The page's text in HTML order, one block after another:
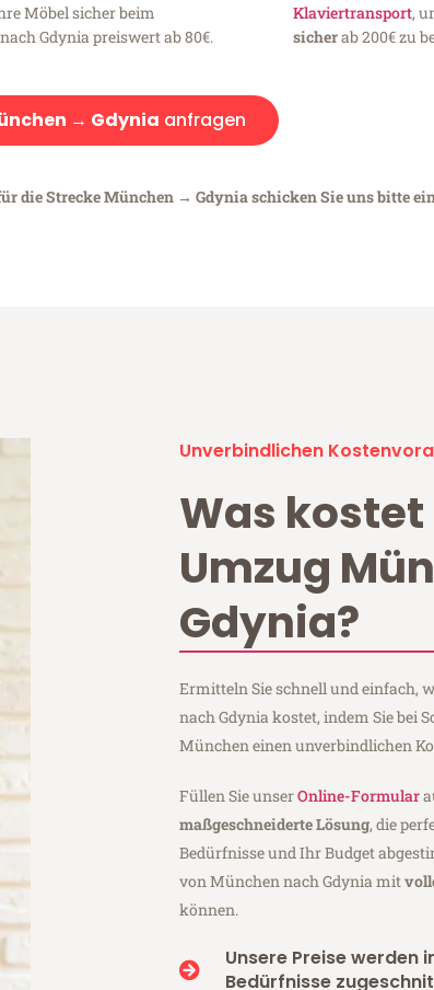
Möbel sicher beim
nach Gdynia preiswert ab 80€.
Klaviertransport,
sicherab 200€ zu
→ Gdynia anfragen
die Strecke München → Gdynia schicken Sie uns bitte
Unverbindlichen
Was kostet
Umzug
Gdynia?
Ermitteln Sie schnell und einfach,
nach Gdynia kostet, indem Sie bei
München einen unverbindlichen
Füllen Sie unserOnline-Formular
maßgeschneiderte Lösung, die
Bedürfnisse und Ihr Budget
von München nach Gdynia mit
können.
Unsere Preise werden
Bedürfnisse